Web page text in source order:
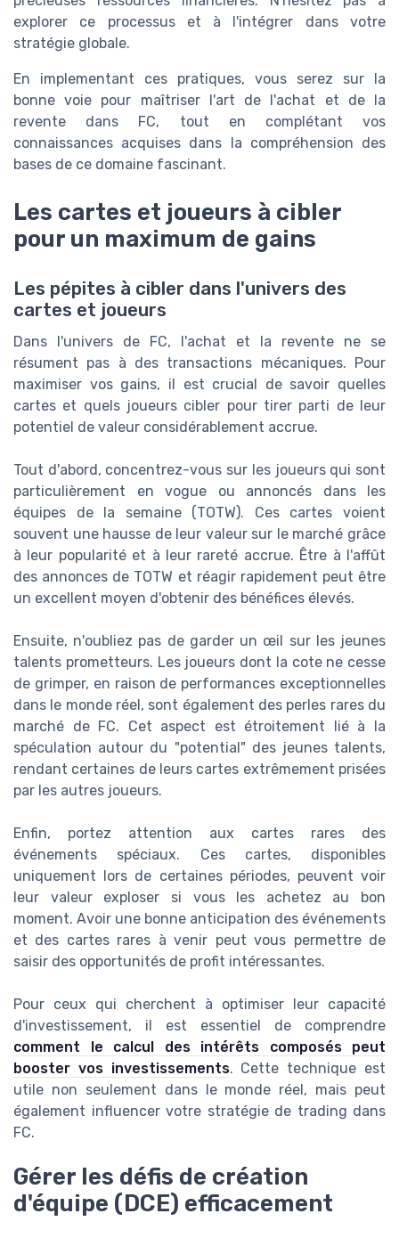
explorer ce processus et à l'intégrer dans votre
stratégie globale.
En implementant ces pratiques, vous serez sur la
bonne voie pour maîtriser l'art de l'achat et de la
revente dans FC, tout en complétant vos
connaissances acquises dans la compréhension des
bases de ce domaine fascinant.
Les cartes et joueurs à cibler
pour un maximum de gains
Les pépites à cibler dans l'univers des
cartes et joueurs
Dans l'univers de FC, l'achat et la revente ne se
résument pas à des transactions mécaniques. Pour
maximiser vos gains, il est crucial de savoir quelles
cartes et quels joueurs cibler pour tirer parti de leur
potentiel de valeur considérablement accrue.
Tout d'abord, concentrez-vous sur les joueurs qui sont
particulièrement en vogue ou annoncés dans les
équipes de la semaine (TOTW). Ces cartes voient
souvent une hausse de leur valeur sur le marché grâce
à leur popularité et à leur rareté accrue. Être à l'affût
des annonces de TOTW et réagir rapidement peut être
un excellent moyen d'obtenir des bénéfices élevés.
Ensuite, n'oubliez pas de garder un œil sur les jeunes
talents prometteurs. Les joueurs dont la cote ne cesse
de grimper, en raison de performances exceptionnelles
dans le monde réel, sont également des perles rares du
marché de FC. Cet aspect est étroitement lié à la
spéculation autour du "potential" des jeunes talents,
rendant certaines de leurs cartes extrêmement prisées
par les autres joueurs.
Enfin, portez attention aux cartes rares des
événements spéciaux. Ces cartes, disponibles
uniquement lors de certaines périodes, peuvent voir
leur valeur exploser si vous les achetez au bon
moment. Avoir une bonne anticipation des événements
et des cartes rares à venir peut vous permettre de
saisir des opportunités de profit intéressantes.
Pour ceux qui cherchent à optimiser leur capacité
d'investissement, il est essentiel de comprendre
comment le calcul des intérêts composés peut
booster vos investissements. Cette technique est
utile non seulement dans le monde réel, mais peut
également influencer votre stratégie de trading dans
FC.
Gérer les défis de création
d'équipe (DCE) efficacement